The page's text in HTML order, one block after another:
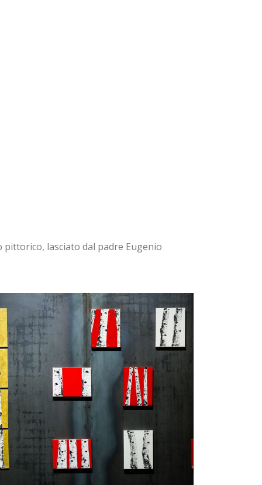
lasciato dal padre Eugenio